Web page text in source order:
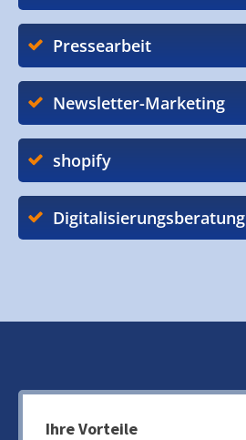
Pressearbeit
Newsletter-Marketing
shopify
Digitalisierungsberatung
Ihre Vorteile